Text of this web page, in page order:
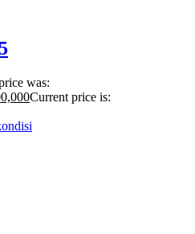
was:
Current price is: